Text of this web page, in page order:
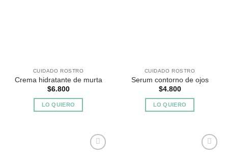
CUIDADO ROSTRO
Crema hidratante de murta
$6.800
LO QUIERO
CUIDADO ROSTRO
Serum contorno de ojos
$4.800
LO QUIERO